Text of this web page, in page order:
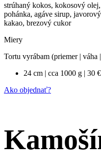
strúhaný kokos, kokosový
pohánka, agáve sirup,
kakao, brezový cukor
Miery
Tortu vyrábam (priemer | váha
24 cm | cca 1000 g | 30 €
Ako objednať?